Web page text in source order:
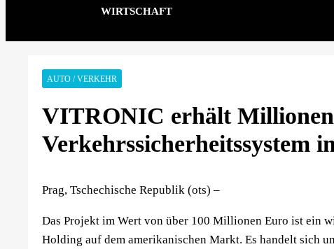
WIRTSCHAFT
AUTO / VERKEHR
VITRONIC erhält
Verkehrssicherheitssystem
Prag, Tschechische Republik (ots) –
Das Projekt im Wert von über 100 Millionen Euro ist ein
Holding auf dem amerikanischen Markt. Es handelt sich